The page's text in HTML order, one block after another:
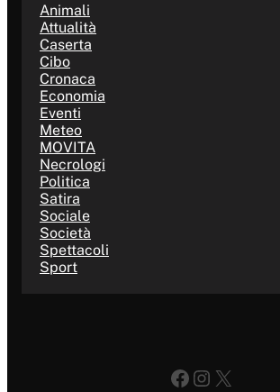
Animali
Attualità
Caserta
Cibo
Cronaca
Economia
Eventi
Meteo
MOVITA
Necrologi
Politica
Satira
Sociale
Società
Spettacoli
Sport
Facebook
Instagram
X